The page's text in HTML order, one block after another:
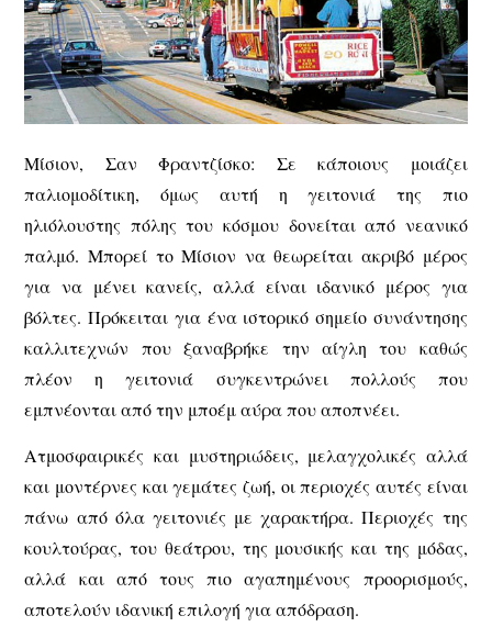
Μίσιον, Σαν Φραντζίσκο: Σε κάποιους μοιάζει
παλιομοδίτικη, όμως αυτή η γειτονιά της πιο
ηλιόλουστης πόλης του κόσμου δονείται από νεανικό
παλμό. Μπορεί το Μίσιον να θεωρείται ακριβό μέρος
για να μένει κανείς, αλλά είναι ιδανικό μέρος για
βόλτες. Πρόκειται για ένα ιστορικό σημείο συνάντησης
καλλιτεχνών που ξαναβρήκε την αίγλη του καθώς
πλέον η γειτονιά συγκεντρώνει πολλούς που
εμπνέονται από την μποέμ αύρα που αποπνέει.
Ατμοσφαιρικές και μυστηριώδεις, μελαγχολικές αλλά
και μοντέρνες και γεμάτες ζωή, οι περιοχές αυτές είναι
πάνω από όλα γειτονιές με χαρακτήρα. Περιοχές της
κουλτούρας, του θεάτρου, της μουσικής και της μόδας,
αλλά και από τους πιο αγαπημένους προορισμούς,
αποτελούν ιδανική επιλογή για απόδραση.